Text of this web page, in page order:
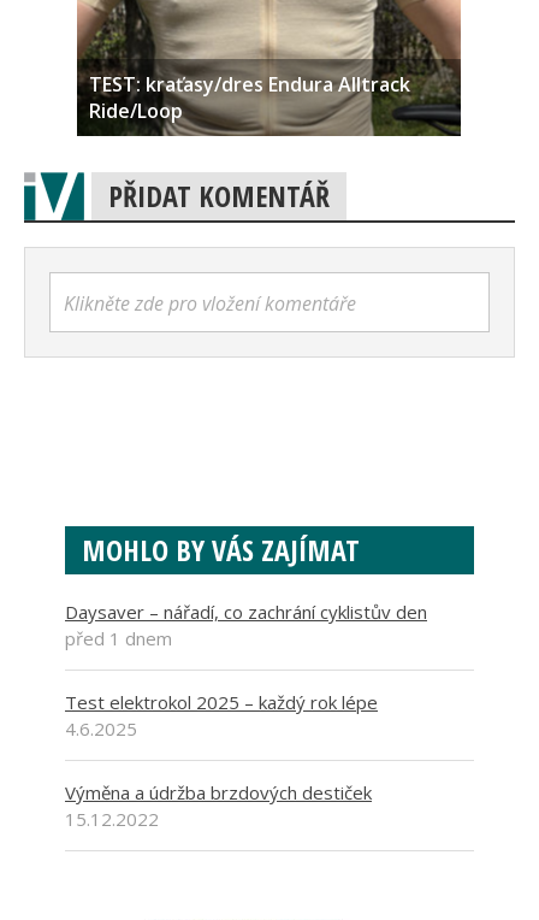
TEST: kraťasy/dres Endura Alltrack
Ride/Loop
PŘIDAT KOMENTÁŘ
Klikněte zde pro vložení komentáře
MOHLO BY VÁS ZAJÍMAT
Daysaver – nářadí, co zachrání cyklistův den
před 1 dnem
Test elektrokol 2025 – každý rok lépe
4.6.2025
Výměna a údržba brzdových destiček
15.12.2022